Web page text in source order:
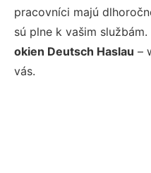
pracovníci majú
sú plne k vašim službám.
okien Deutsch Haslau –
vás.